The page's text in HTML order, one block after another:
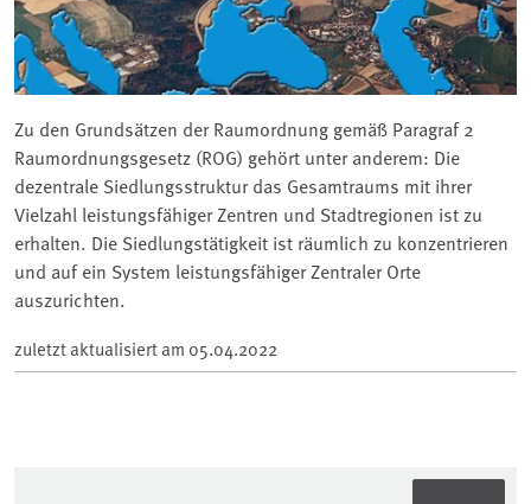
Zu den Grundsätzen der Raumordnung gemäß Paragraf 2
Raumordnungsgesetz (ROG) gehört unter anderem: Die
dezentrale Siedlungsstruktur das Gesamtraums mit ihrer
Vielzahl leistungsfähiger Zentren und Stadtregionen ist zu
erhalten. Die Siedlungstätigkeit ist räumlich zu konzentrieren
und auf ein System leistungsfähiger Zentraler Orte
auszurichten.
zuletzt aktualisiert am 05.04.2022